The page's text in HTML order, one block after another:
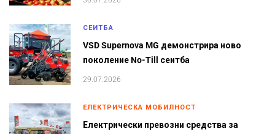
СЕИТБА
VSD Supernova MG демонстрира ново
поколение No-Till сеитба
29.07.2026
ЕЛЕКТРИЧЕСКА МОБИЛНОСТ
Електрически превозни средства за